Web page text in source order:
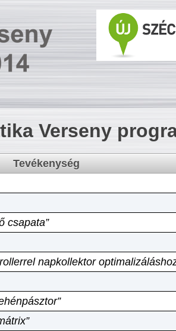
Verseny
Tevékenység
csapata”
napkollektor